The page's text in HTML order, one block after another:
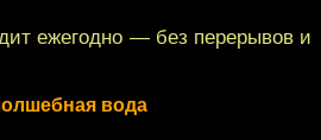
ежегодно — без перерывов и
вода